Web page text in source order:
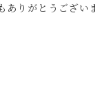
ありがとうござい